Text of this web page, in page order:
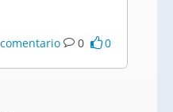
0 0